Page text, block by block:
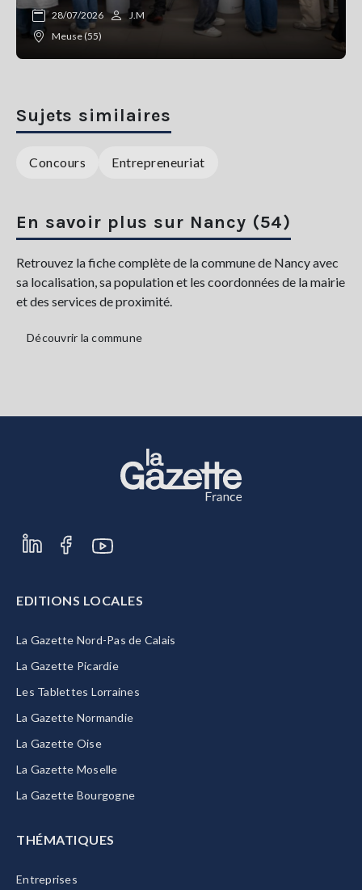
28/07/2026
J.M
Meuse (55)
Sujets similaires
Concours Entrepreneuriat
En savoir plus sur Nancy (54)
Retrouvez la fiche complète de la commune de Nancy avec
sa localisation, sa population et les coordonnées de la mairie
et des services de proximité.
Découvrir la commune
EDITIONS LOCALES
La Gazette Nord-Pas de Calais
La Gazette Picardie
Les Tablettes Lorraines
La Gazette Normandie
La Gazette Oise
La Gazette Moselle
La Gazette Bourgogne
THÉMATIQUES
Entreprises